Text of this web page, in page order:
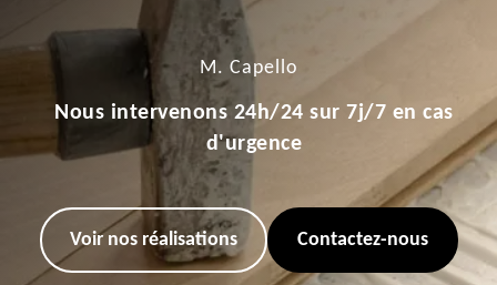
M. Capello
Nous intervenons 24h/24 sur 7j/7 en cas
d'urgence
Voir nos réalisations Contactez-nous